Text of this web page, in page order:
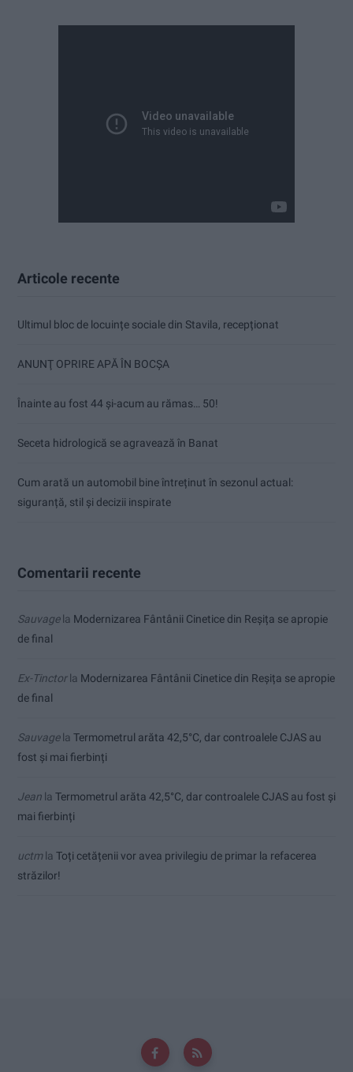
Articole recente
Ultimul bloc de locuințe sociale din Stavila, recepționat
ANUNŢ OPRIRE APĂ ÎN BOCȘA
Înainte au fost 44 și-acum au rămas… 50!
Seceta hidrologică se agravează în Banat
Cum arată un automobil bine întreținut în sezonul actual:
siguranță, stil și decizii inspirate
Comentarii recente
Sauvagela Modernizarea Fântânii Cinetice din Reșița se apropie
de final
Ex-Tinctorla Modernizarea Fântânii Cinetice din Reșița se apropie
de final
Sauvagela Termometrul arăta 42,5°C, dar controalele CJAS au
fost și mai fierbinți
Jean la Termometrul arăta 42,5°C, dar controalele CJAS au fost și
mai fierbinți
uctmla Toți cetățenii vor avea privilegiu de primar la refacerea
străzilor!